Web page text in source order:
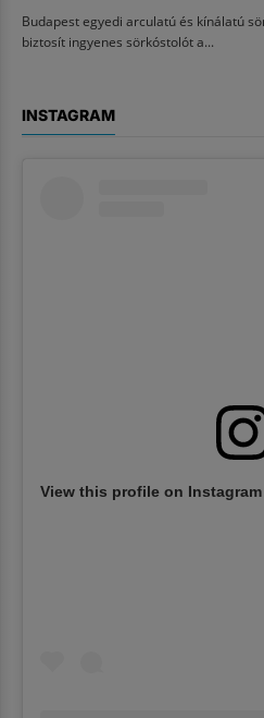
Budapest egyedi arculatú és kínálatú
biztosít ingyenes sörkóstolót a...
INSTAGRAM
View this profile on Instagram